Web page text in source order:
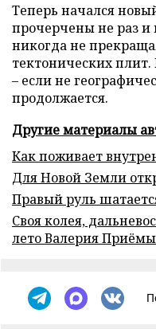
Теперь начался
прочерчены не раз и
никогда не
тектонических
– если не
продолжается.
Другие материалы
Как поживает
Для Новой Земли
Правый руль
Своя колея,
лето Валерия